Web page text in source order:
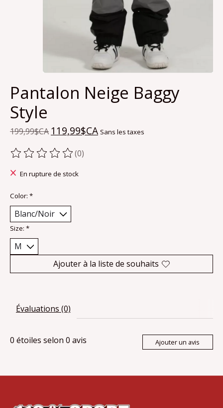
Pantalon Neige Baggy
Style
199,99$CA 119,99$CA Sans les taxes
Ce produit est évalué à
(0)
En rupture de stock
Color: *
Size: *
Ajouter à la liste de souhaits
Évaluations (0)
0 étoiles selon 0 avis Ajouter un avis